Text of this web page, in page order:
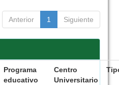
Anterior 1 Siguiente
Programa
educativo
Centro
Universitario